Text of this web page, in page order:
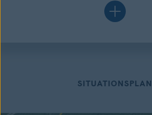
SITUATIONSPLAN